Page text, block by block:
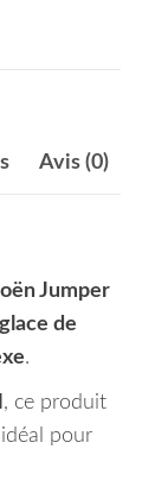
Avis (0)
Jumper
de
.
, ce produit
pour